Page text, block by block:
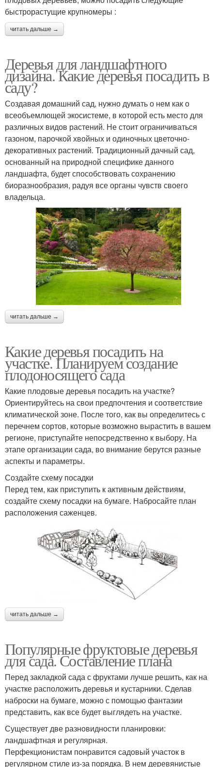
быстрорастущие крупномеры :
читать дальше →
Деревья для ландшафтного
дизайна. Какие деревья посадить в
саду?
Создавая домашний сад, нужно думать о нем как о
всеобъемлющей экосистеме, в которой есть место для
различных видов растений. Не стоит ограничиваться
газоном, парочкой хвойных и одиночных цветочно-
декоративных растений. Традиционный дачный сад,
основанный на природной специфике данного
ландшафта, будет способствовать сохранению
биоразнообразия, радуя все органы чувств своего
владельца.
читать дальше →
Какие деревья посадить на
участке. Планируем создание
плодоносящего сада
Какие плодовые деревья посадить на участке?
Ориентируйтесь на свои предпочтения и соответствие
климатической зоне. После того, как вы определитесь с
перечнем сортов, которые возможно вырастить в вашем
регионе, приступайте непосредственно к выбору. На
этапе организации сада, во внимание берутся разные
аспекты и параметры.
Создайте схему посадки
Перед тем, как приступить к активным действиям,
создайте схему посадки на бумаге. Набросайте план
расположения саженцев.
читать дальше →
Популярные фруктовые деревья
для сада. Составление плана
Перед закладкой сада с фруктами лучше решить, как на
участке расположить деревья и кустарники. Сделав
наброски на бумаге, можно с помощью фантазии
представить, как все будет выглядеть на участке.
Существует две разновидности планировки:
ландшафтная и регулярная.
Перфекционистам понравится садовый участок в
регулярном стиле из-за порядка. В нем деревянистые